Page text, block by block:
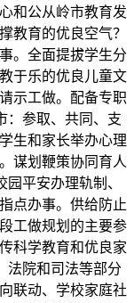
和公从岭市教育发
教育的优良空气？
。全面提拔学生分
于乐的优良儿童文
示工做。配备专职
：参取、共同、支
生和家长举办心理
谋划鞭策协同育人
平安办理轨制、
点办事。供给防止
工做规划的主要参
科学教育和优良家
法院和司法等部分
联动、学校家庭社